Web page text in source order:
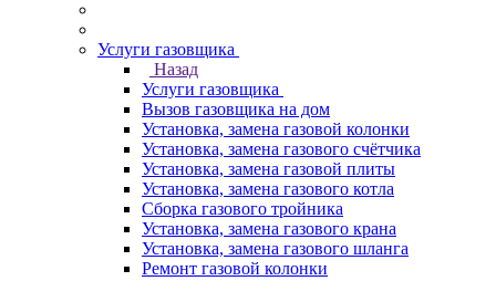
Услуги газовщика
Назад
Услуги газовщика
Вызов газовщика на дом
Установка, замена газовой колонки
Установка, замена газового счётчика
Установка, замена газовой плиты
Установка, замена газового котла
Сборка газового тройника
Установка, замена газового крана
Установка, замена газового шланга
Ремонт газовой колонки